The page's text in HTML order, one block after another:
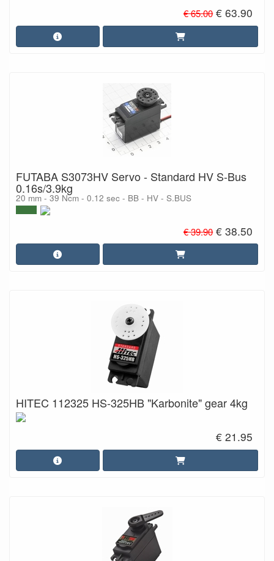
€ 65.00 € 63.90
FUTABA S3073HV Servo - Standard HV S-Bus
0.16s/3.9kg
20 mm - 39 Ncm - 0.12 sec - BB - HV - S.BUS
€ 39.90 € 38.50
HITEC 112325 HS-325HB "Karbonite" gear 4kg
€ 21.95